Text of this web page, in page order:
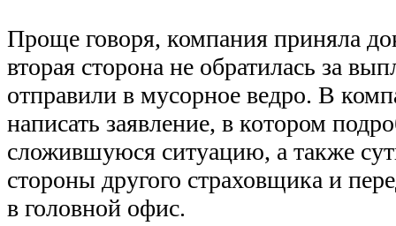
Проще говоря, компания приняла
вторая сторона не обратилась за
отправили в мусорное ведро. В
написать заявление, в котором
сложившуюся ситуацию, а также
стороны другого страховщика и
в головной офис.